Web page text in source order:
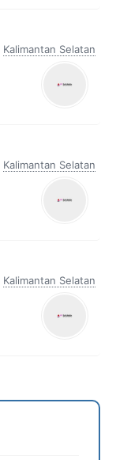
Kalimantan Selatan
Kalimantan Selatan
Kalimantan Selatan